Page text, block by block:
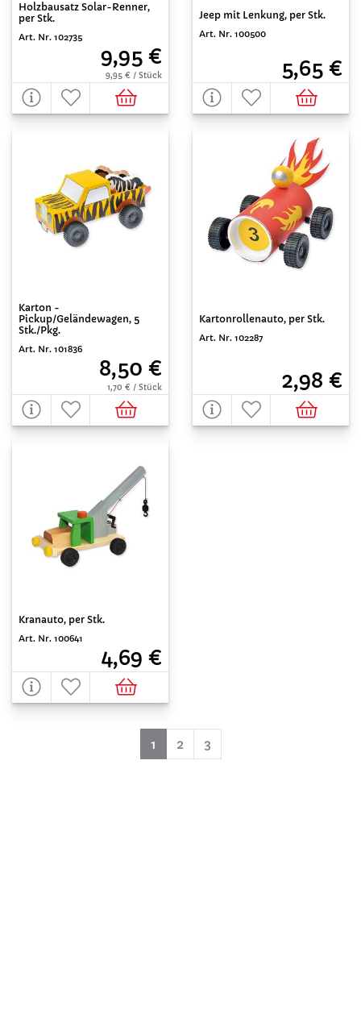
Holzbausatz Solar-Renner,
per Stk.
Art. Nr. 102735
9,95 €
9,95 € / Stück
Jeep mit Lenkung, per Stk.
Art. Nr. 100500
5,65 €
Karton -
Pickup/Geländewagen, 5
Stk./Pkg.
Art. Nr. 101836
8,50 €
1,70 € / Stück
Kartonrollenauto, per Stk.
Art. Nr. 102287
2,98 €
Kranauto, per Stk.
Art. Nr. 100641
4,69 €
1 (aktuell)
2 3